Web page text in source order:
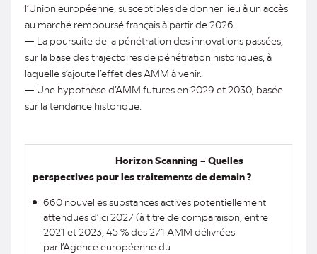
l’Union européenne, susceptibles de donner lieu à un accès
au marché remboursé français à partir de 2026.
— La poursuite de la pénétration des innovations passées,
sur la base des trajectoires de pénétration historiques, à
laquelle s’ajoute l’effet des AMM à venir.
— Une hypothèse d’AMM futures en 2029 et 2030, basée
sur la tendance historique.
Horizon Scanning – Quelles
perspectives pour les traitements de demain ?
660 nouvelles substances actives potentiellement
attendues d’ici 2027 (à titre de comparaison, entre
2021 et 2023, 45 % des 271 AMM délivrées
par l’Agence européenne du